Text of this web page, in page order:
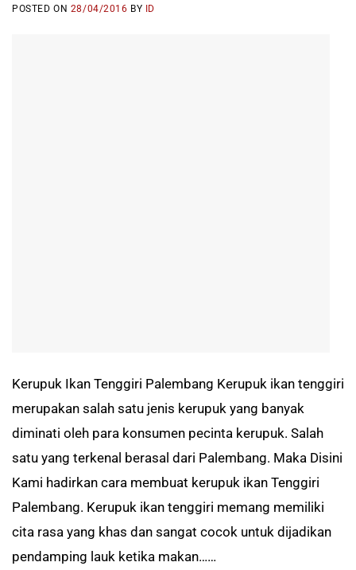
POSTED ON 28/04/2016 BY ID
Kerupuk Ikan Tenggiri Palembang Kerupuk ikan tenggiri
merupakan salah satu jenis kerupuk yang banyak
diminati oleh para konsumen pecinta kerupuk. Salah
satu yang terkenal berasal dari Palembang. Maka Disini
Kami hadirkan cara membuat kerupuk ikan Tenggiri
Palembang. Kerupuk ikan tenggiri memang memiliki
cita rasa yang khas dan sangat cocok untuk dijadikan
pendamping lauk ketika makan……